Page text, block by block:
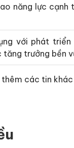
năng lực cạnh
với phát triển
trưởng bền
thêm các tin khác